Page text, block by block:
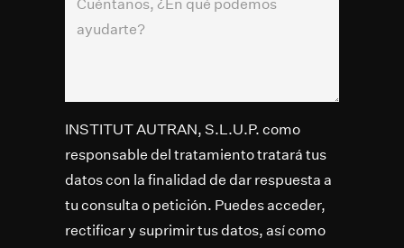
INSTITUT AUTRAN, S.L.U.P. como
responsable del tratamiento tratará tus
datos con la finalidad de dar respuesta a
tu consulta o petición. Puedes acceder,
rectificar y suprimir tus datos, así como